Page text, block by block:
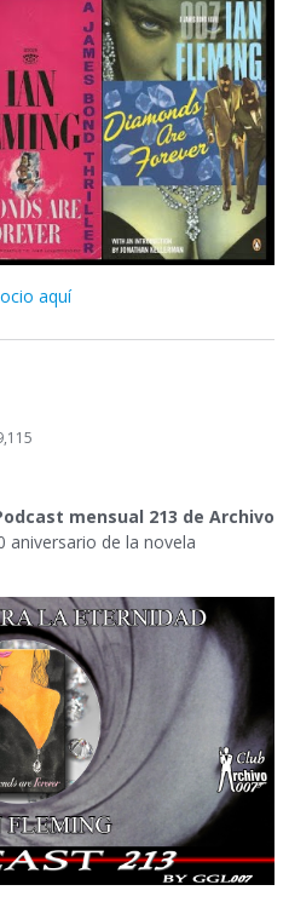
aquí
mensual 213 de Archivo
aniversario de la novela